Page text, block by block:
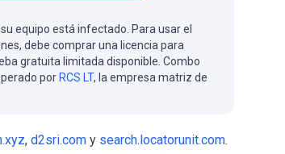
equipo está infectado. Para usar el
debe comprar una licencia para
gratuita limitada disponible. Combo
por RCS LT, la empresa matriz de
, d2sri.com y search.locatorunit.com.